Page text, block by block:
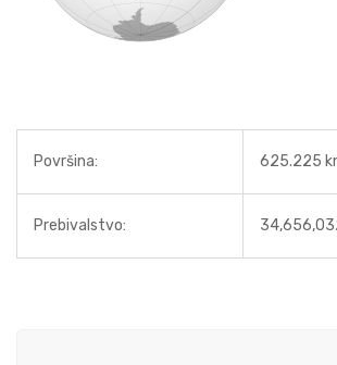
Površina: 625.225
Prebivalstvo: